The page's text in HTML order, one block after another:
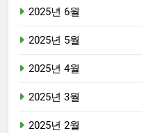
2025년 6월
2025년 5월
2025년 4월
2025년 3월
2025년 2월